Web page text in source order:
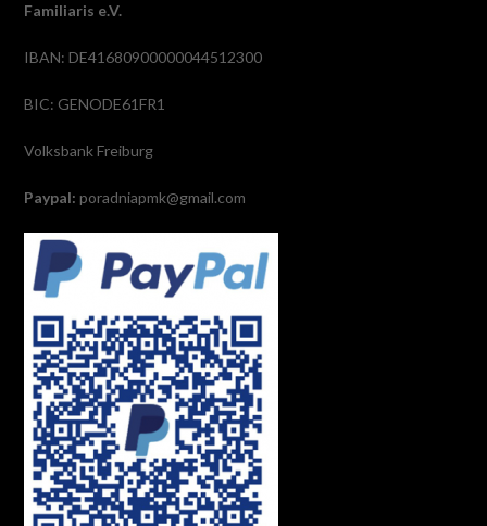
Familiaris e.V.
IBAN: DE41680900000044512300
BIC: GENODE61FR1
Volksbank Freiburg
Paypal: poradniapmk@gmail.com